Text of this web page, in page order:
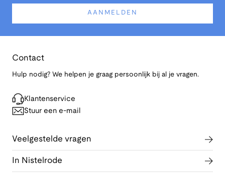
AANMELDEN
Contact
Hulp nodig? We helpen je graag persoonlijk bij al je vragen.
Klantenservice
Stuur een e-mail
Veelgestelde vragen
In Nistelrode